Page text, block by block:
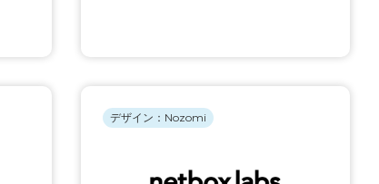
デザイン：Nozomi